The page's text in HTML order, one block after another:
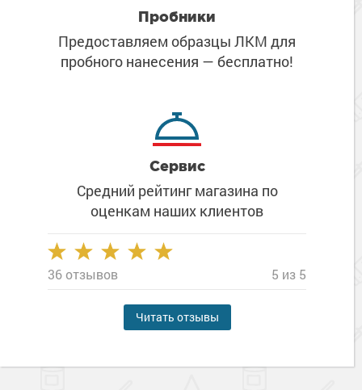
Пробники
Предоставляем образцы ЛКМ для
пробного нанесения — бесплатно!
Сервис
Средний рейтинг магазина по
оценкам наших клиентов
36 отзывов 5 из 5
Читать отзывы